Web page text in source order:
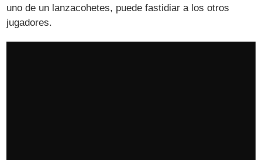
uno de un lanzacohetes, puede fastidiar a los otros
jugadores.